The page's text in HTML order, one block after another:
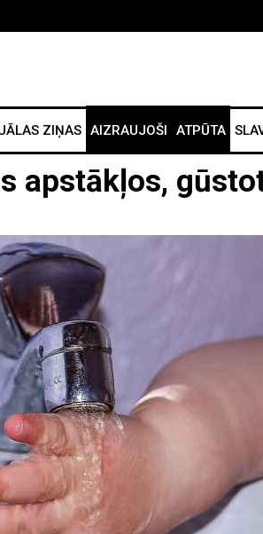
ZIŅAS AIZRAUJOŠI ATPŪTA
apstākļos,